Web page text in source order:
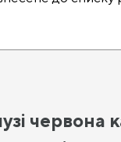
червона